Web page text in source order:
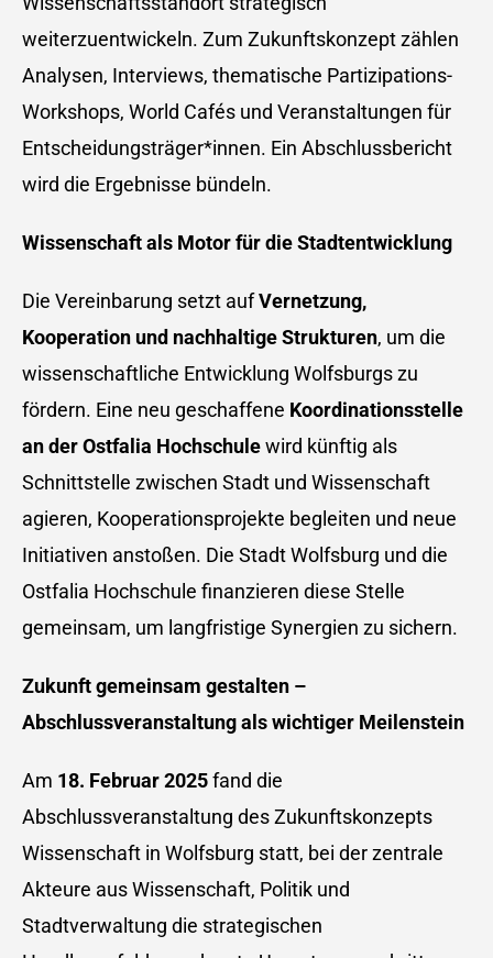
weiterzuentwickeln. Zum Zukunftskonzept zählen
Analysen, Interviews, thematische Partizipations-
Workshops, World Cafés und Veranstaltungen für
Entscheidungsträger*innen. Ein Abschlussbericht
wird die Ergebnisse bündeln.
Wissenschaft als Motor für die Stadtentwicklung
Die Vereinbarung setzt aufVernetzung,
Kooperation und nachhaltige Strukturen, um die
wissenschaftliche Entwicklung Wolfsburgs zu
fördern. Eine neu geschaffene Koordinationsstelle
an der Ostfalia Hochschulewird künftig als
Schnittstelle zwischen Stadt und Wissenschaft
agieren, Kooperationsprojekte begleiten und neue
Initiativen anstoßen. Die Stadt Wolfsburg und die
Ostfalia Hochschule finanzieren diese Stelle
gemeinsam, um langfristige Synergien zu sichern.
Zukunft gemeinsam gestalten –
Abschlussveranstaltung als wichtiger Meilenstein
Am 18. Februar 2025fand die
Abschlussveranstaltung des Zukunftskonzepts
Wissenschaft in Wolfsburg statt, bei der zentrale
Akteure aus Wissenschaft, Politik und
Stadtverwaltung die strategischen